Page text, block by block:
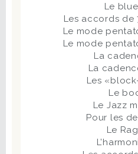
Le
Les accords de
Le mode
Le mode
La
La
Les
Le
Le Jazz
Pour les
Le